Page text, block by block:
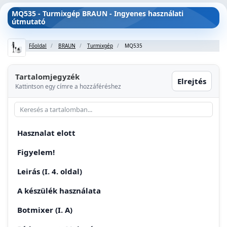
MQ535 - Turmixgép BRAUN - Ingyenes használati
útmutató
Főoldal BRAUN Turmixgép MQ535
Tartalomjegyzék
Kattintson egy címre a hozzáféréshez
Elrejtés
Hasznalat elott
Figyelem!
Leirás (I. 4. oldal)
A készülék használata
Botmixer (I. A)